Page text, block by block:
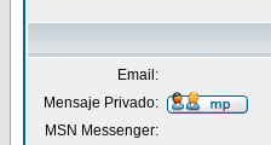
Email:
Mensaje Privado:
MSN Messenger: